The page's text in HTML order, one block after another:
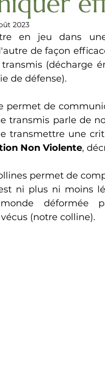
2023
en jeu dans
de façon
(décharge
de défense).
permet de
transmis parle de
transmettre une
Non Violente,
permet de
ni plus ni moins
déformée
(notre colline).